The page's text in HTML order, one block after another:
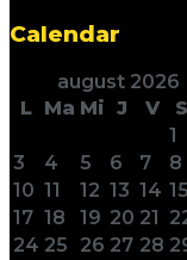
Calendar
august 2026
L Ma Mi J V S
1
3
4 5 6 7 8
10 11 12 13 14 15
17 18 19 20 21
24 25 26 27 28